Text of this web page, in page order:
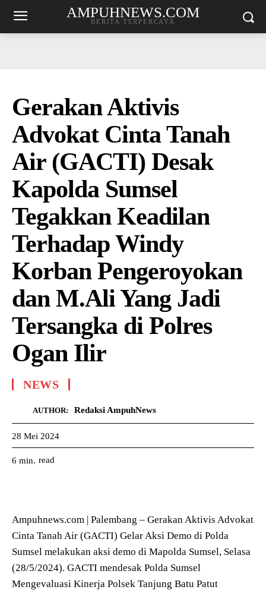
AMPUHNEWS.COM
BERITA TERPERCAYA
Gerakan Aktivis
Advokat Cinta Tanah
Air (GACTI) Desak
Kapolda Sumsel
Tegakkan Keadilan
Terhadap Windy
Korban Pengeroyokan
dan M.Ali Yang Jadi
Tersangka di Polres
Ogan Ilir
NEWS
AUTHOR: Redaksi AmpuhNews
28 Mei 2024
6 min. read
Ampuhnews.com | Palembang – Gerakan Aktivis Advokat
Cinta Tanah Air (GACTI) Gelar Aksi Demo di Polda
Sumsel melakukan aksi demo di Mapolda Sumsel, Selasa
(28/5/2024). GACTI mendesak Polda Sumsel
Mengevaluasi Kinerja Polsek Tanjung Batu Patut